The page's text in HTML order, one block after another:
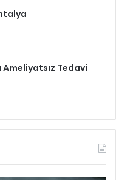
Ameliyatsız Tedavi